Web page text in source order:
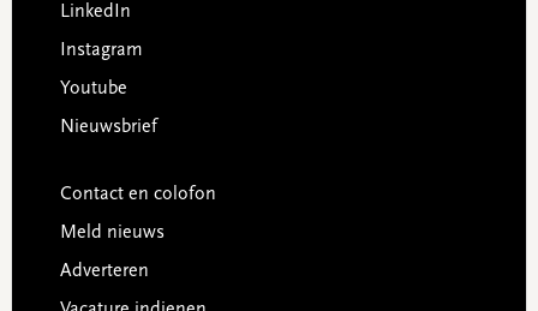
LinkedIn
Instagram
Youtube
Nieuwsbrief
Contact en colofon
Meld nieuws
Adverteren